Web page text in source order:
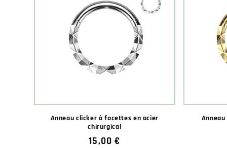
Anneau clicker à facettes en acier
chirurgical
Prix
15,00 €